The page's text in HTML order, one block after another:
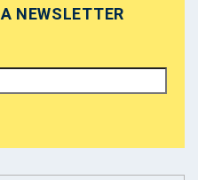
NEWSLETTER